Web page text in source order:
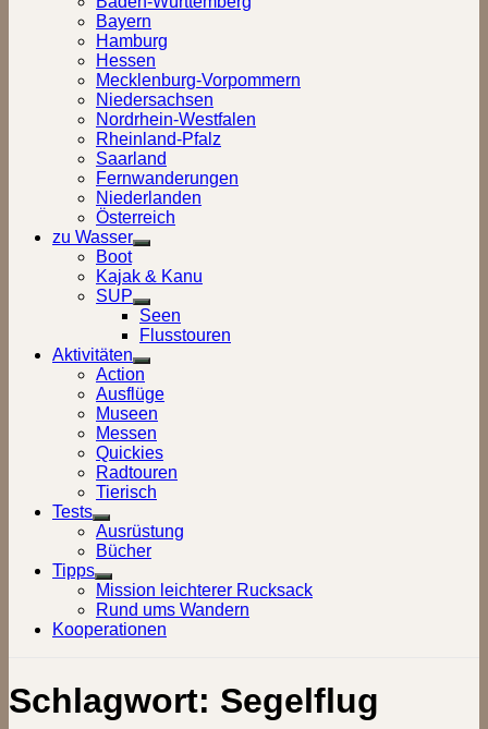
sub
Bayern
Hamburg
Hessen
Mecklenburg-Vorpommern
Niedersachsen
Nordrhein-Westfalen
Rheinland-Pfalz
Saarland
Fernwanderungen
Niederlanden
Österreich
zu Wasser
Show
sub
menu
Boot
Kajak & Kanu
SUP
Show
sub
menu
Seen
Flusstouren
Aktivitäten
Show
sub
menu
Action
Ausflüge
Museen
Messen
Quickies
Radtouren
Tierisch
Tests
Show
sub
menu
Ausrüstung
Bücher
Tipps
Show
sub
menu
Mission leichterer Rucksack
Rund ums Wandern
Kooperationen
Schlagwort: Segelflug